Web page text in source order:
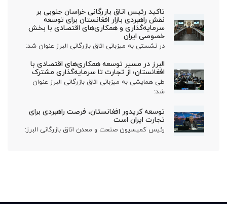
تاکید رئیس اتاق بازرگانی خراسان جنوبی بر
نقش راهبردی بازار افغانستان برای توسعه
سرمایه‌گذاری و همکاری‌های اقتصادی با بخش
خصوصی ایران
در نشستی به میزبانی اتاق بازرگانی البرز عنوان شد:
البرز در مسیر توسعه همکاری‌های اقتصادی با
افغانستان؛ از تجارت تا سرمایه‌گذاری مشترک
طی همایشی به میزبانی اتاق بازرگانی البرز عنوان
شد:
توسعه کریدور افغانستان، فرصت راهبردی برای
تجارت ایران است
رئیس کمیسیون صنعت و معدن اتاق بازرگانی البرز: